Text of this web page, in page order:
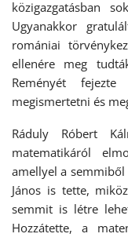
közigazgatásban
Ugyanakkor
romániai
ellenére meg
Reményét
megismertetni és
Ráduly Róbert
matematikáról
amellyel a
János is tette,
semmit is létre
Hozzátette, a